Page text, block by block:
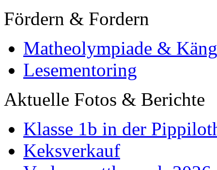
Fördern & Fordern
Matheolympiade &
Lesementoring
Aktuelle Fotos & Berichte
Klasse 1b in der
Keksverkauf